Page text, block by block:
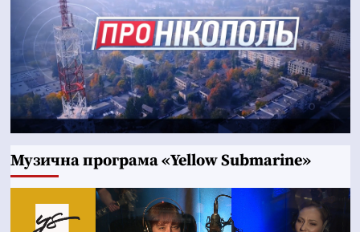
Музична програма «Yellow Submarine»